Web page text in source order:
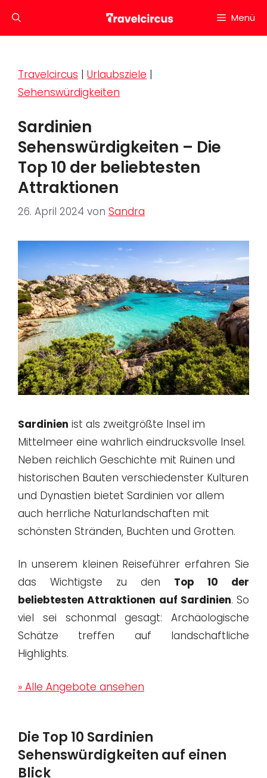
Inhalt
Menü
Travelcircus | Urlaubsziele |
Sehenswürdigkeiten
Sardinien
Sehenswürdigkeiten – Die
Top 10 der beliebtesten
Attraktionen
26. April 2024 von Sandra
Sardinien ist als zweitgrößte Insel im
Mittelmeer eine wahrlich eindrucksvolle Insel.
Neben reichlich Geschichte mit Ruinen und
historischen Bauten verschiedenster Kulturen
und Dynastien bietet Sardinien vor allem
auch herrliche Naturlandschaften mit
schönsten Stränden, Buchten und Grotten.
In unserem kleinen Reiseführer erfahren Sie
das Wichtigste zu den Top 10 der
beliebtesten Attraktionen auf Sardinien. So
viel sei schonmal gesagt: Archäologische
Schätze treffen auf landschaftliche
Highlights.
» Alle Angebote ansehen
Die Top 10 Sardinien
Sehenswürdigkeiten auf einen
Blick